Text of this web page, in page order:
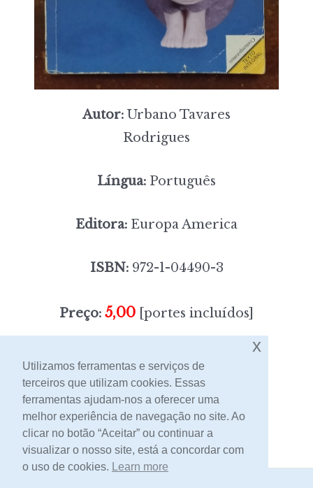
Autor: Urbano Tavares
Rodrigues
Língua: Português
Editora: Europa America
ISBN:972-1-04490-3
Preço: 5,00 [portes incluídos]
Sem stock
Contacto
Utilizamos ferramentas e serviços de
terceiros que utilizam cookies. Essas
ferramentas ajudam-nos a oferecer uma
melhor experiência de navegação no site. Ao
clicar no botão “Aceitar” ou continuar a
visualizar o nosso site, está a concordar com
o uso de cookies. Learn more
x